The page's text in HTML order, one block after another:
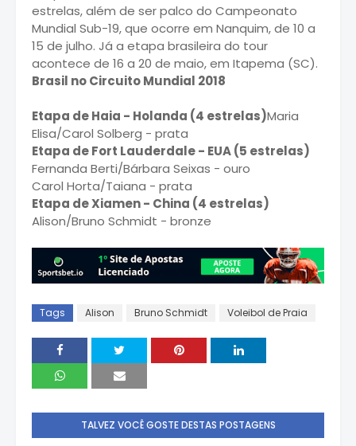
estrelas, além de ser palco do Campeonato
Mundial Sub-19, que ocorre em Nanquim, de 10 a
15 de julho. Já a etapa brasileira do tour
acontece de 16 a 20 de maio, em Itapema (SC).
Brasil no Circuito Mundial 2018
Etapa de Haia - Holanda (4 estrelas)Maria
Elisa/Carol Solberg - prata
Etapa de Fort Lauderdale - EUA (5 estrelas)
Fernanda Berti/Bárbara Seixas - ouro
Carol Horta/Taiana - prata
Etapa de Xiamen - China (4 estrelas)
Alison/Bruno Schmidt - bronze
Tags Alison Bruno Schmidt Voleibol de Praia
TALVEZ VOCÊ GOSTE DESTAS POSTAGENS